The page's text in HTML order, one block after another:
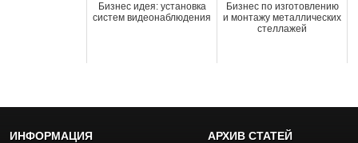
Бизнес идея: установка
систем видеонаблюдения
Бизнес по изготовлению
и монтажу металлических
стеллажей
ИНФОРМАЦИЯ АРХИВ СТАТЕЙ